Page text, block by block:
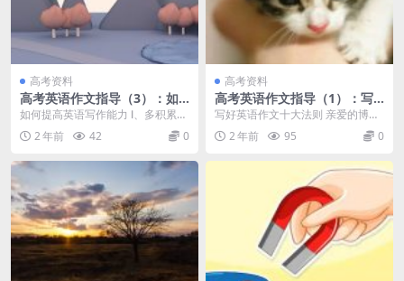
高考资料
高考英语作文指导（3）：如
何提高英语写作能力
如何提高英语写作能力 Ⅰ、多积累一
些常用的、精彩的词、短语、句
子。 1.积累一个...
2 年前 42 0
高考资料
高考英语作文指导（1）：写
好英语作文十大法则
写好英语作文十大法则 亲爱的博友
们，大家好!我已经传授英语20年，
走遍了祖国的万...
2 年前 95 0